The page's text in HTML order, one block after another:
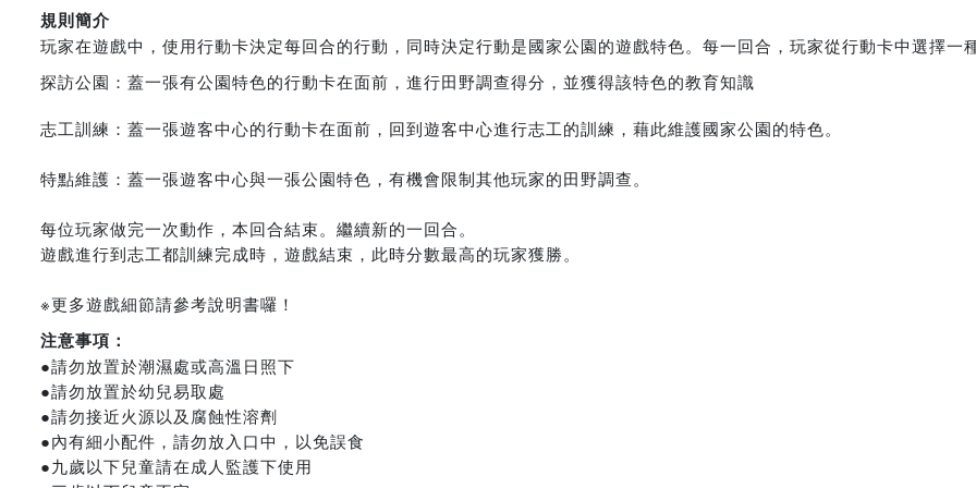
規則簡介
玩家在遊戲中，使用行動卡決定每回合的行動，同時決定行動是國家公園的遊戲特色。每一回合，玩家從行動卡中選擇一種
探訪公園：蓋一張有公園特色的行動卡在面前，進行田野調查得分，並獲得該特色的教育知識
志工訓練：蓋一張遊客中心的行動卡在面前，回到遊客中心進行志工的訓練，藉此維護國家公園的特色。
特點維護：蓋一張遊客中心與一張公園特色，有機會限制其他玩家的田野調查。
每位玩家做完一次動作，本回合結束。繼續新的一回合。
遊戲進行到志工都訓練完成時，遊戲結束，此時分數最高的玩家獲勝。
※更多遊戲細節請參考說明書囉！
注意事項：
●請勿放置於潮濕處或高溫日照下
●請勿放置於幼兒易取處
●請勿接近火源以及腐蝕性溶劑
●內有細小配件，請勿放入口中，以免誤食
●九歲以下兒童請在成人監護下使用